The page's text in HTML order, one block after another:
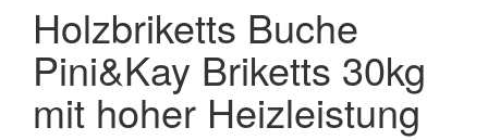
Holzbriketts Buche
Pini&Kay Briketts 30kg
mit hoher Heizleistung